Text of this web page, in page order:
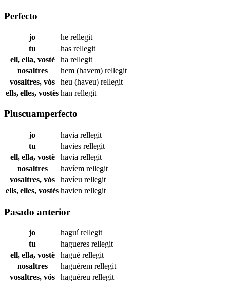
Perfecto
jo he rellegit
tu
has rellegit
ell, ella, vostè
ha rellegit
nosaltres
hem (havem) rellegit
vosaltres, vós
heu (haveu) rellegit
ells, elles, vostès han rellegit
Pluscuamperfecto
jo havia rellegit
tu
havies rellegit
ell, ella, vostè
havia rellegit
nosaltres
havíem rellegit
vosaltres, vós
havíeu rellegit
ells, elles, vostès havien rellegit
Pasado anterior
jo haguírellegit
tu
hagueres rellegit
ell, ella, vostè
hagué rellegit
nosaltres
haguérem rellegit
vosaltres, vós
haguéreu rellegit